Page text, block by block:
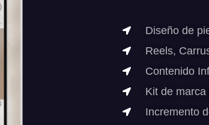
Diseño de
Reels,
Contenido
Kit de
Incremento